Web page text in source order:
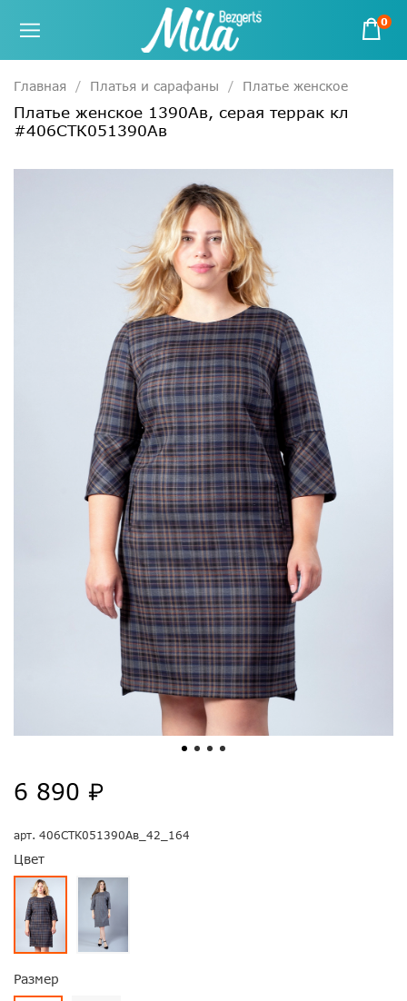
0
Главная Платья и сарафаны Платье женское
Платье женское 1390Ав, серая террак кл
#406СТК051390Ав
арт. 406СТК051390Ав_42_164
Цвет
Размер
6 890 ₽